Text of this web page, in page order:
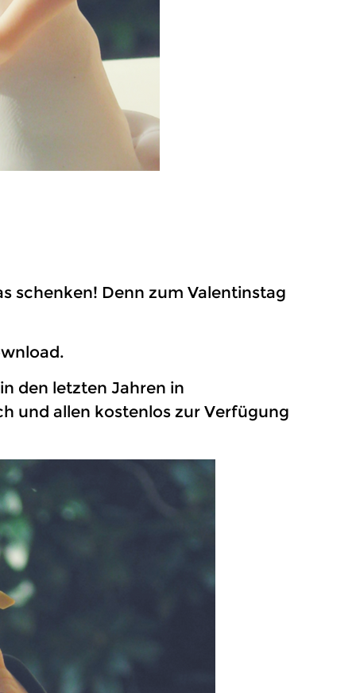
schenken! Denn zum Valentinstag
den letzten Jahren in
und allen kostenlos zur Verfügung